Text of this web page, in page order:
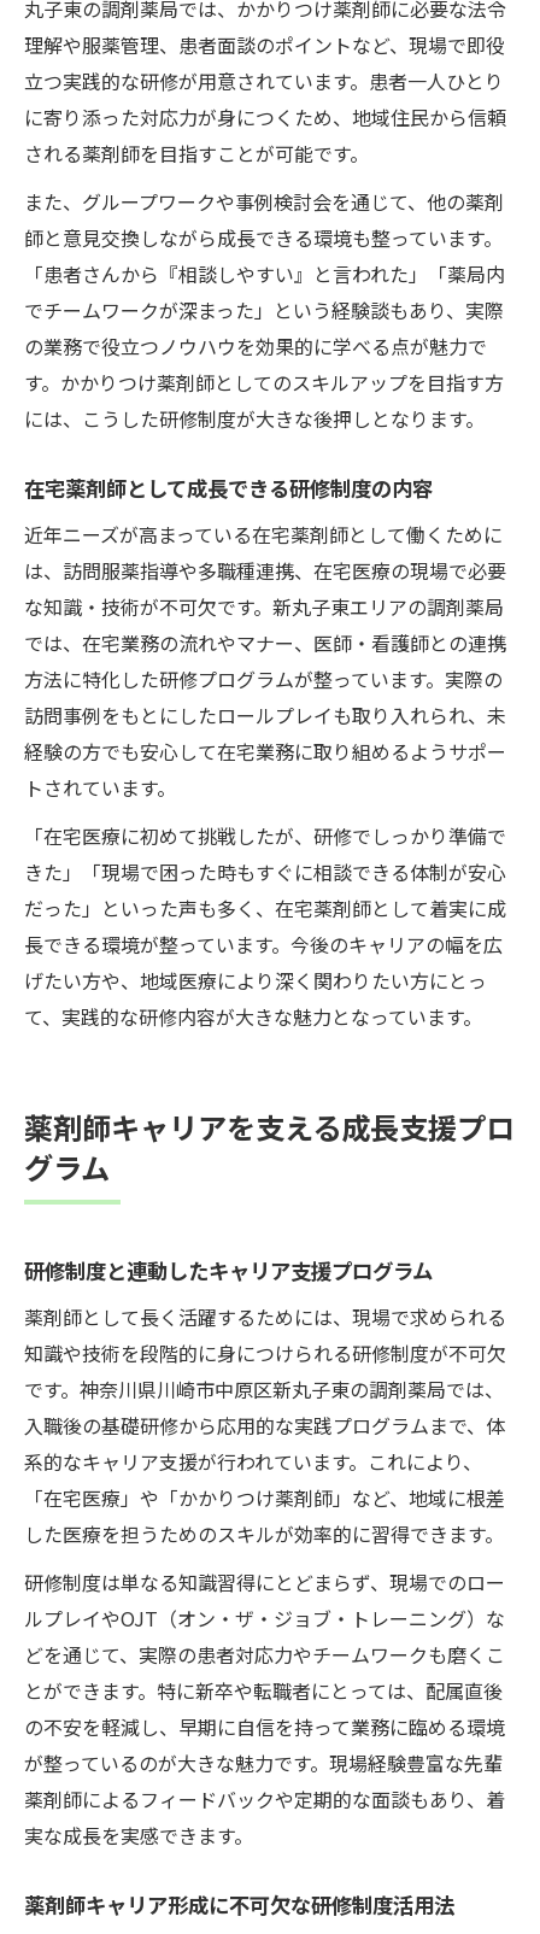
丸子東の調剤薬局では、かかりつけ薬剤師に必要な法令
理解や服薬管理、患者面談のポイントなど、現場で即役
立つ実践的な研修が用意されています。患者一人ひとり
に寄り添った対応力が身につくため、地域住民から信頼
される薬剤師を目指すことが可能です。
また、グループワークや事例検討会を通じて、他の薬剤
師と意見交換しながら成長できる環境も整っています。
「患者さんから『相談しやすい』と言われた」「薬局内
でチームワークが深まった」という経験談もあり、実際
の業務で役立つノウハウを効果的に学べる点が魅力で
す。かかりつけ薬剤師としてのスキルアップを目指す方
には、こうした研修制度が大きな後押しとなります。
在宅薬剤師として成長できる研修制度の内容
近年ニーズが高まっている在宅薬剤師として働くために
は、訪問服薬指導や多職種連携、在宅医療の現場で必要
な知識・技術が不可欠です。新丸子東エリアの調剤薬局
では、在宅業務の流れやマナー、医師・看護師との連携
方法に特化した研修プログラムが整っています。実際の
訪問事例をもとにしたロールプレイも取り入れられ、未
経験の方でも安心して在宅業務に取り組めるようサポー
トされています。
「在宅医療に初めて挑戦したが、研修でしっかり準備で
きた」「現場で困った時もすぐに相談できる体制が安心
だった」といった声も多く、在宅薬剤師として着実に成
長できる環境が整っています。今後のキャリアの幅を広
げたい方や、地域医療により深く関わりたい方にとっ
て、実践的な研修内容が大きな魅力となっています。
薬剤師キャリアを支える成長支援プロ
グラム
研修制度と連動したキャリア支援プログラム
薬剤師として長く活躍するためには、現場で求められる
知識や技術を段階的に身につけられる研修制度が不可欠
です。神奈川県川崎市中原区新丸子東の調剤薬局では、
入職後の基礎研修から応用的な実践プログラムまで、体
系的なキャリア支援が行われています。これにより、
「在宅医療」や「かかりつけ薬剤師」など、地域に根差
した医療を担うためのスキルが効率的に習得できます。
研修制度は単なる知識習得にとどまらず、現場でのロー
ルプレイやOJT（オン・ザ・ジョブ・トレーニング）な
どを通じて、実際の患者対応力やチームワークも磨くこ
とができます。特に新卒や転職者にとっては、配属直後
の不安を軽減し、早期に自信を持って業務に臨める環境
が整っているのが大きな魅力です。現場経験豊富な先輩
薬剤師によるフィードバックや定期的な面談もあり、着
実な成長を実感できます。
薬剤師キャリア形成に不可欠な研修制度活用法